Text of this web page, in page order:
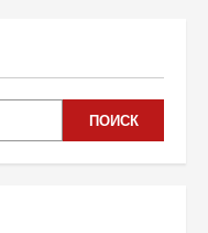
ПОИСК